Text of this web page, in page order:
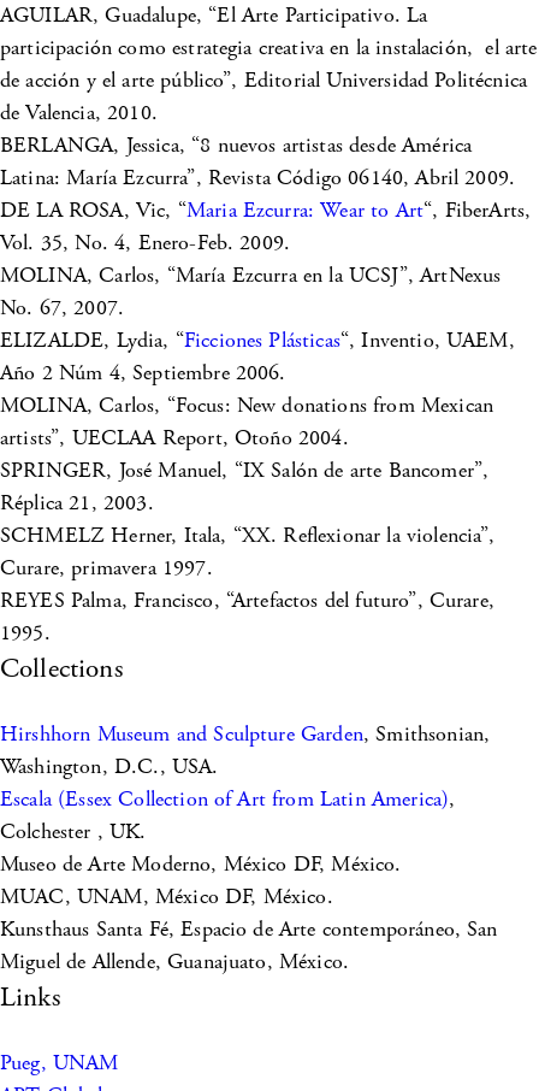
AGUILAR, Guadalupe, “El Arte Participativo. La
participación como estrategia creativa en la instalación, el arte
de acción y el arte público”, Editorial Universidad Politécnica
de Valencia, 2010.
BERLANGA, Jessica, “8 nuevos artistas desde América
Latina: María Ezcurra”, Revista Código 06140, Abril 2009.
DE LA ROSA, Vic, “Maria Ezcurra: Wear to Art“, FiberArts,
Vol. 35, No. 4, Enero-Feb. 2009.
MOLINA, Carlos, “María Ezcurra en la UCSJ”, ArtNexus
No. 67, 2007.
ELIZALDE, Lydia, “Ficciones Plásticas“, Inventio, UAEM,
Año 2 Núm 4, Septiembre 2006.
MOLINA, Carlos, “Focus: New donations from Mexican
artists”, UECLAA Report, Otoño 2004.
SPRINGER, José Manuel, “IX Salón de arte Bancomer”,
Réplica 21, 2003.
SCHMELZ Herner, Itala, “XX. Reflexionar la violencia”,
Curare, primavera 1997.
REYES Palma, Francisco, “Artefactos del futuro”, Curare,
1995.
Collections
Hirshhorn Museum and Sculpture Garden, Smithsonian,
Washington, D.C., USA.
Escala (Essex Collection of Art from Latin America),
Colchester , UK.
Museo de Arte Moderno, México DF, México.
MUAC, UNAM, México DF, México.
Kunsthaus Santa Fé, Espacio de Arte contemporáneo, San
Miguel de Allende, Guanajuato, México.
Links
Pueg, UNAM